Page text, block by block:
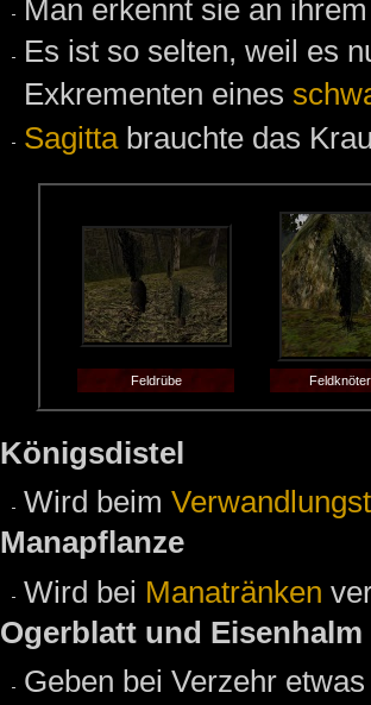
Man erkennt sie an
Es ist so selten, weil es
Exkrementen eines
Sagittabrauchte das
Feldrübe
Königsdistel
Wird beim
Manapflanze
Wird bei Manatränken
Ogerblatt und Eisenhalm
Geben bei Verzehr etwas